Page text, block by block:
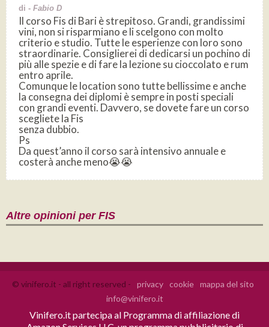
di - Fabio D
Il corso Fis di Bari è strepitoso. Grandi, grandissimi
vini, non si risparmiano e li scelgono con molto
criterio e studio. Tutte le esperienze con loro sono
straordinarie. Consiglierei di dedicarsi un pochino di
più alle spezie e di fare la lezione su cioccolato e rum
entro aprile.
Comunque le location sono tutte bellissime e anche
la consegna dei diplomi è sempre in posti speciali
con grandi eventi. Davvero, se dovete fare un corso
scegliete la Fis
senza dubbio.
Ps
Da quest’anno il corso sarà intensivo annuale e
costerà anche meno😭😭
Altre opinioni per FIS
© vinifero.it - all right reserved - privacy cookie mappa del sito
info@vinifero.it
Vinifero.it partecipa al Programma di affiliazione di